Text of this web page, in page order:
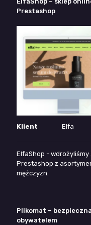
Prestashop
Klient Elfa
ElfaShop -
Prestashop z
mężczyzn.
Plikomat –
obywatelem